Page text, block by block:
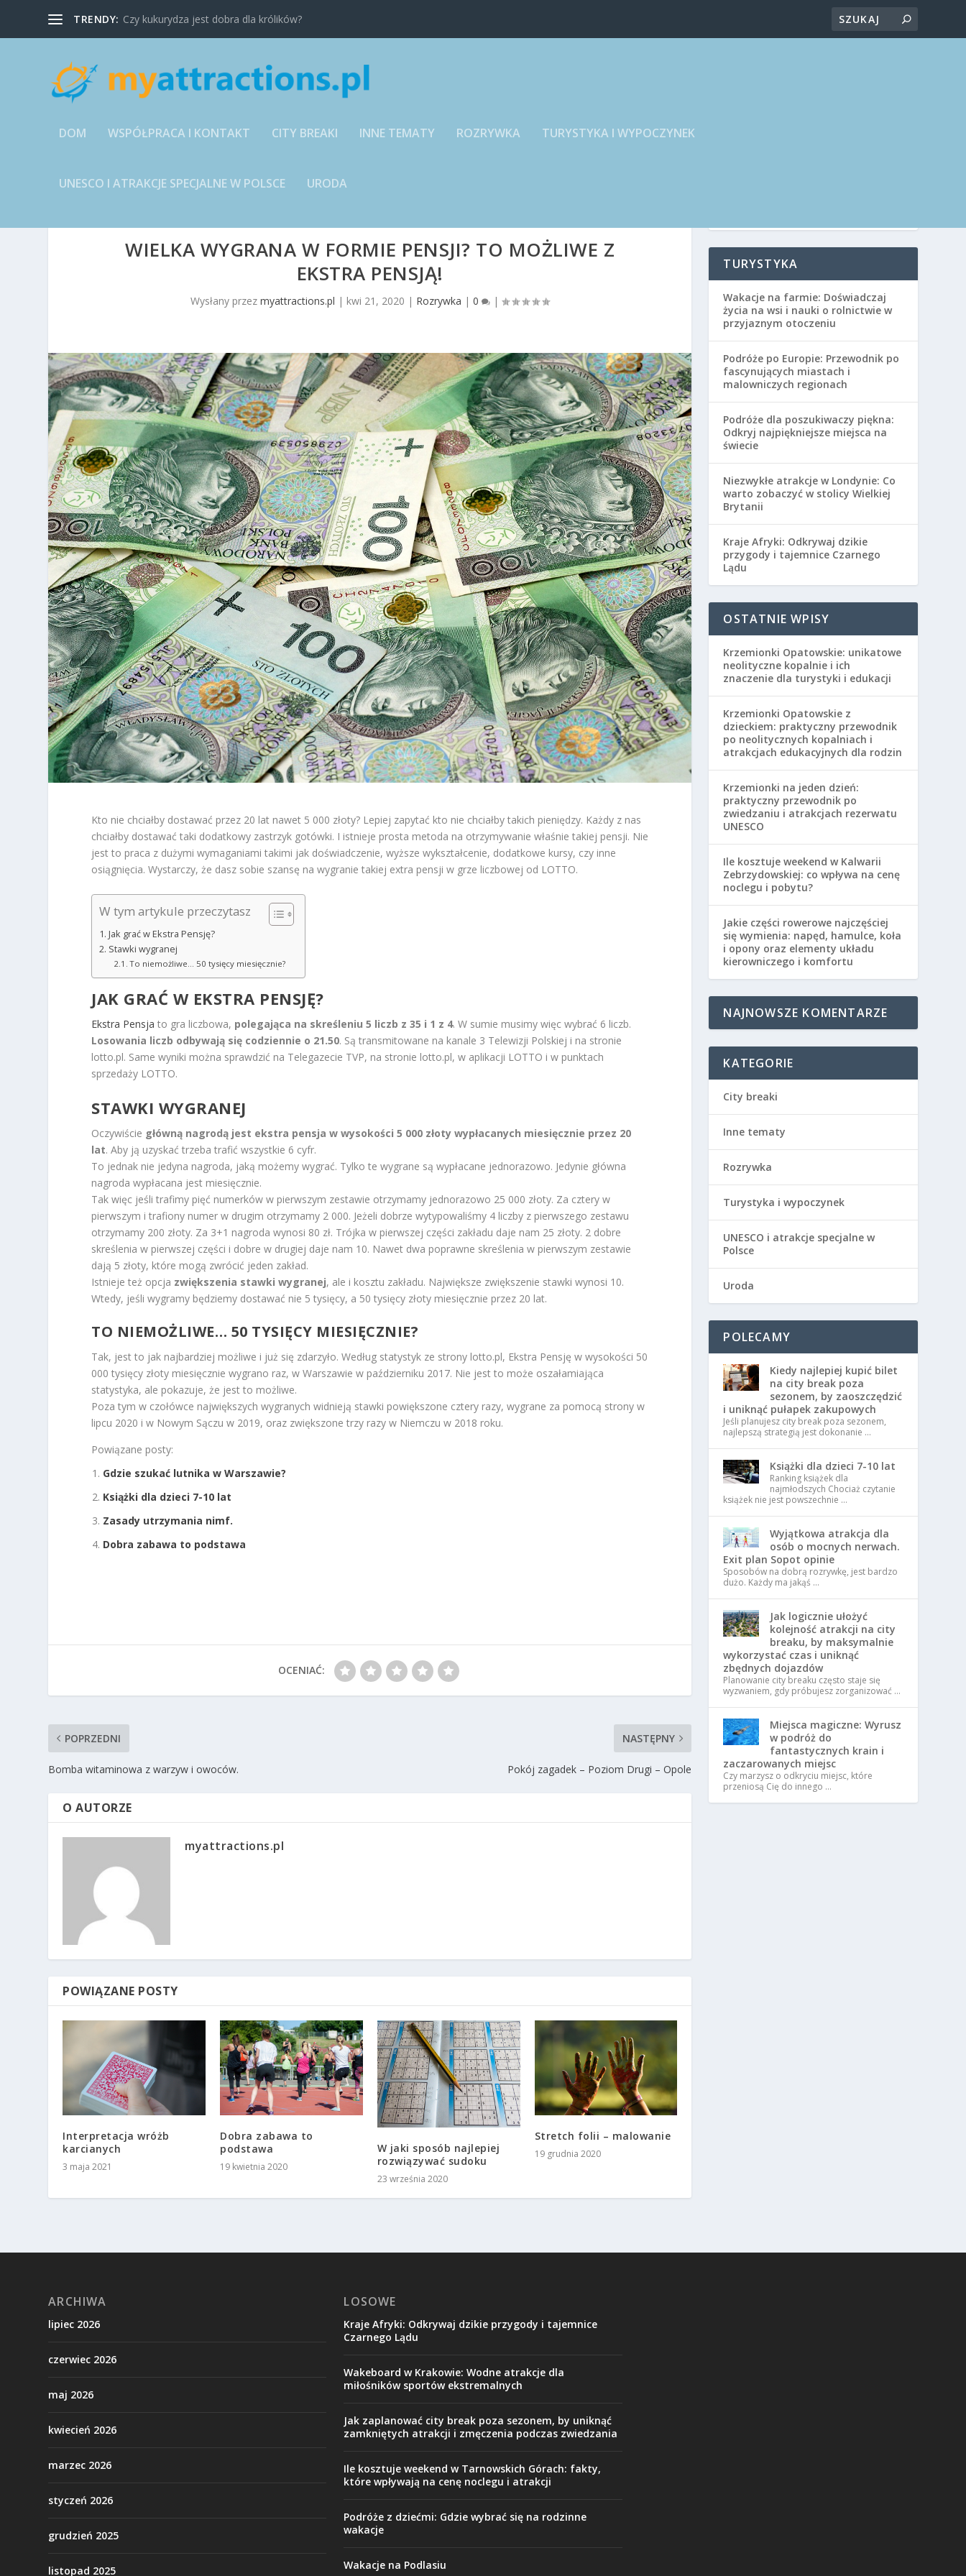
TRENDY: Czy kukurydza jest dobra dla królików?
DOM WSPÓŁPRACA I KONTAKT CITY BREAKI INNE TEMATY ROZRYWKA TURYSTYKA I WYPOCZYNEK
UNESCO I ATRAKCJE SPECJALNE W POLSCE URODA
WIELKA WYGRANA W FORMIE PENSJI? TO MOŻLIWE Z
EKSTRA PENSJĄ!
Wysłany przezmyattractions.pl | kwi 21, 2020 | Rozrywka |0 |
Kto nie chciałby dostawać przez 20 lat nawet 5 000 złoty? Lepiej zapytać kto nie chciałby takich pieniędzy. Każdy z nas
chciałby dostawać taki dodatkowy zastrzyk gotówki. I istnieje prosta metoda na otrzymywanie właśnie takiej pensji. Nie
jest to praca z dużymi wymaganiami takimi jak doświadczenie, wyższe wykształcenie, dodatkowe kursy, czy inne
osiągnięcia. Wystarczy, że dasz sobie szansę na wygranie takiej extra pensji w grze liczbowej od LOTTO.
W tym artykule przeczytasz
Jak grać w Ekstra Pensję?
Stawki wygranej
To niemożliwe… 50 tysięcy miesięcznie?
JAK GRAĆ W EKSTRA PENSJĘ?
Ekstra Pensja to gra liczbowa, polegająca na skreśleniu 5 liczb z 35 i 1 z 4. W sumie musimy więc wybrać 6 liczb.
Losowania liczb odbywają się codziennie o 21.50. Są transmitowane na kanale 3 Telewizji Polskiej i na stronie
lotto.pl. Same wyniki można sprawdzić na Telegazecie TVP, na stronie lotto.pl, w aplikacji LOTTO i w punktach
sprzedaży LOTTO.
STAWKI WYGRANEJ
Oczywiście główną nagrodą jest ekstra pensja w wysokości 5 000 złoty wypłacanych miesięcznie przez 20
lat. Aby ją uzyskać trzeba trafić wszystkie 6 cyfr.
To jednak nie jedyna nagroda, jaką możemy wygrać. Tylko te wygrane są wypłacane jednorazowo. Jedynie główna
nagroda wypłacana jest miesięcznie.
Tak więc jeśli trafimy pięć numerków w pierwszym zestawie otrzymamy jednorazowo 25 000 złoty. Za cztery w
pierwszym i trafiony numer w drugim otrzymamy 2 000. Jeżeli dobrze wytypowaliśmy 4 liczby z pierwszego zestawu
otrzymamy 200 złoty. Za 3+1 nagroda wynosi 80 zł. Trójka w pierwszej części zakładu daje nam 25 złoty. 2 dobre
skreślenia w pierwszej części i dobre w drugiej daje nam 10. Nawet dwa poprawne skreślenia w pierwszym zestawie
dają 5 złoty, które mogą zwrócić jeden zakład.
Istnieje też opcja zwiększenia stawki wygranej, ale i kosztu zakładu. Największe zwiększenie stawki wynosi 10.
Wtedy, jeśli wygramy będziemy dostawać nie 5 tysięcy, a 50 tysięcy złoty miesięcznie przez 20 lat.
TO NIEMOŻLIWE… 50 TYSIĘCY MIESIĘCZNIE?
Tak, jest to jak najbardziej możliwe i już się zdarzyło. Według statystyk ze strony lotto.pl, Ekstra Pensję w wysokości 50
000 tysięcy złoty miesięcznie wygrano raz, w Warszawie w październiku 2017. Nie jest to może oszałamiająca
statystyka, ale pokazuje, że jest to możliwe.
Poza tym w czołówce największych wygranych widnieją stawki powiększone cztery razy, wygrane za pomocą strony w
lipcu 2020 i w Nowym Sączu w 2019, oraz zwiększone trzy razy w Niemczu w 2018 roku.
Powiązane posty:
Gdzie szukać lutnika w Warszawie?
Książki dla dzieci 7-10 lat
Zasady utrzymania nimf.
Dobra zabawa to podstawa
OCENIAĆ:
POPRZEDNI
Bomba witaminowa z warzyw i owoców.
NASTĘPNY
Pokój zagadek – Poziom Drugi – Opole
O AUTORZE
myattractions.pl
POWIĄZANE POSTY
Interpretacja wróżb
karcianych
3 maja 2021
Dobra zabawa to
podstawa
19 kwietnia 2020
W jaki sposób najlepiej
rozwiązywać sudoku
23 września 2020
Stretch folii – malowanie
19 grudnia 2020
TURYSTYKA
Wakacje na farmie: Doświadczaj
życia na wsi i nauki o rolnictwie w
przyjaznym otoczeniu
Podróże po Europie: Przewodnik po
fascynujących miastach i
malowniczych regionach
Podróże dla poszukiwaczy piękna:
Odkryj najpiękniejsze miejsca na
świecie
Niezwykłe atrakcje w Londynie: Co
warto zobaczyć w stolicy Wielkiej
Brytanii
Kraje Afryki: Odkrywaj dzikie
przygody i tajemnice Czarnego
Lądu
OSTATNIE WPISY
Krzemionki Opatowskie: unikatowe
neolityczne kopalnie i ich
znaczenie dla turystyki i edukacji
Krzemionki Opatowskie z
dzieckiem: praktyczny przewodnik
po neolitycznych kopalniach i
atrakcjach edukacyjnych dla rodzin
Krzemionki na jeden dzień:
praktyczny przewodnik po
zwiedzaniu i atrakcjach rezerwatu
UNESCO
Ile kosztuje weekend w Kalwarii
Zebrzydowskiej: co wpływa na cenę
noclegu i pobytu?
Jakie części rowerowe najczęściej
się wymienia: napęd, hamulce, koła
i opony oraz elementy układu
kierowniczego i komfortu
NAJNOWSZE KOMENTARZE
KATEGORIE
City breaki
Inne tematy
Rozrywka
Turystyka i wypoczynek
UNESCO i atrakcje specjalne w
Polsce
Uroda
POLECAMY
Kiedy najlepiej kupić bilet
na city break poza
sezonem, by zaoszczędzić
i uniknąć pułapek zakupowych
Jeśli planujesz city break poza sezonem,
najlepszą strategią jest dokonanie …
Książki dla dzieci 7-10 lat
Ranking książek dla
najmłodszych Chociaż czytanie
książek nie jest powszechnie …
Wyjątkowa atrakcja dla
osób o mocnych nerwach.
Exit plan Sopot opinie
Sposobów na dobrą rozrywkę, jest bardzo
dużo. Każdy ma jakąś …
Jak logicznie ułożyć
kolejność atrakcji na city
breaku, by maksymalnie
wykorzystać czas i uniknąć
zbędnych dojazdów
Planowanie city breaku często staje się
wyzwaniem, gdy próbujesz zorganizować …
Miejsca magiczne: Wyrusz
w podróż do
fantastycznych krain i
zaczarowanych miejsc
Czy marzysz o odkryciu miejsc, które
przeniosą Cię do innego …
ARCHIWA
lipiec 2026
czerwiec 2026
maj 2026
kwiecień 2026
marzec 2026
styczeń 2026
grudzień 2025
listopad 2025
LOSOWE
Kraje Afryki: Odkrywaj dzikie przygody i tajemnice
Czarnego Lądu
Wakeboard w Krakowie: Wodne atrakcje dla
miłośników sportów ekstremalnych
Jak zaplanować city break poza sezonem, by uniknąć
zamkniętych atrakcji i zmęczenia podczas zwiedzania
Ile kosztuje weekend w Tarnowskich Górach: fakty,
które wpływają na cenę noclegu i atrakcji
Podróże z dziećmi: Gdzie wybrać się na rodzinne
wakacje
Wakacje na Podlasiu